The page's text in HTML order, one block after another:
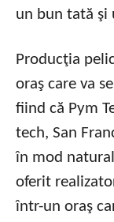
un bun tată şi
Producţia
oraş care va
fiind că Pym
tech, San
în mod
oferit
într-un oraş